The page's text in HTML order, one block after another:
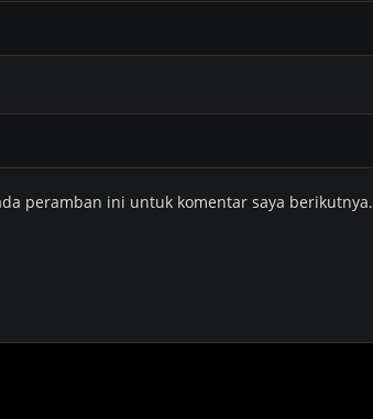
peramban ini untuk komentar saya berikutnya.